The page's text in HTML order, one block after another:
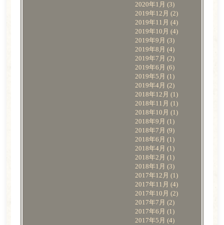
2020年1月 (3)
2019年12月 (2)
2019年11月 (4)
2019年10月 (4)
2019年9月 (3)
2019年8月 (4)
2019年7月 (2)
2019年6月 (6)
2019年5月 (1)
2019年4月 (2)
2018年12月 (1)
2018年11月 (1)
2018年10月 (1)
2018年9月 (1)
2018年7月 (9)
2018年6月 (1)
2018年4月 (1)
2018年2月 (1)
2018年1月 (3)
2017年12月 (1)
2017年11月 (4)
2017年10月 (2)
2017年7月 (2)
2017年6月 (1)
2017年5月 (4)